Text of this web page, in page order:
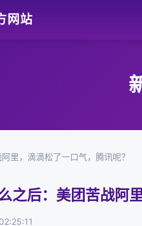
网站
里，滴滴松了一口气，腾讯呢？
之后：美团苦战阿